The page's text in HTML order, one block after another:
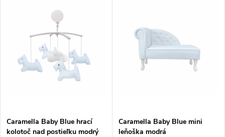
Caramella Baby Blue hrací
kolotoč nad postieľku modrý
Caramella Baby Blue mini
leňoška modrá